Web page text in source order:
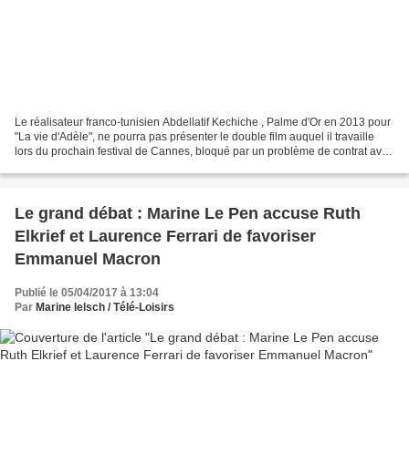
Le réalisateur franco-tunisien Abdellatif Kechiche , Palme d'Or en 2013 pour
"La vie d'Adèle", ne pourra pas présenter le double film auquel il travaille
lors du prochain festival de Cannes, bloqué par un problème de contrat avec
Le grand débat : Marine Le Pen accuse Ruth
Elkrief et Laurence Ferrari de favoriser
Emmanuel Macron
Publié le 05/04/2017 à 13:04
Par Marine Ielsch / Télé-Loisirs